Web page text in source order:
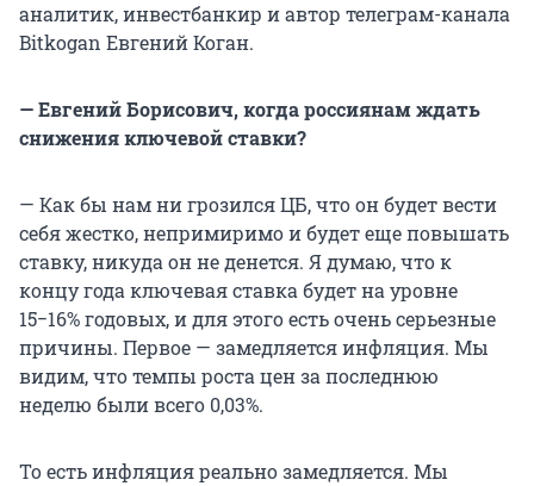
аналитик, инвестбанкир и автор телеграм-канала
Bitkogan Евгений Коган.
— Евгений Борисович, когда россиянам ждать
снижения ключевой ставки?
— Как бы нам ни грозился ЦБ, что он будет вести
себя жестко, непримиримо и будет еще повышать
ставку, никуда он не денется. Я думаю, что к
концу года ключевая ставка будет на уровне
15−16% годовых, и для этого есть очень серьезные
причины. Первое — замедляется инфляция. Мы
видим, что темпы роста цен за последнюю
неделю были всего 0,03%.
То есть инфляция реально замедляется. Мы